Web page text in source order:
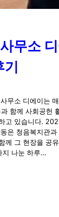
무소
기
무소 디에이는
함께 사회공헌
고 있습니다.
은 청음복지관과
께 그 현장을 공
지 나눈 하루…